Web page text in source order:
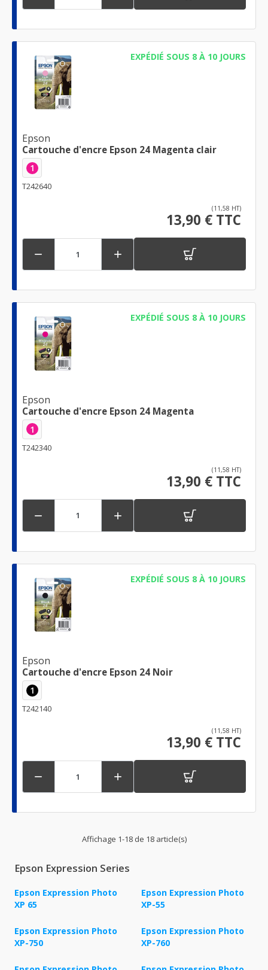
EXPÉDIÉ SOUS 8 À 10 JOURS
Epson
Cartouche d'encre Epson 24 Magenta clair
1
T242640
(11,58 HT)
13,90 € TTC
 
EXPÉDIÉ SOUS 8 À 10 JOURS
Epson
Cartouche d'encre Epson 24 Magenta
1
T242340
(11,58 HT)
13,90 € TTC
 
EXPÉDIÉ SOUS 8 À 10 JOURS
Epson
Cartouche d'encre Epson 24 Noir
1
T242140
(11,58 HT)
13,90 € TTC
 
Affichage 1-18 de 18 article(s)
Epson Expression Series
Epson Expression Photo
XP 65
Epson Expression Photo
XP-55
Epson Expression Photo
XP-750
Epson Expression Photo
XP-760